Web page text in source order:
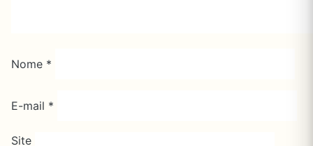
Nome *
E-mail *
Site